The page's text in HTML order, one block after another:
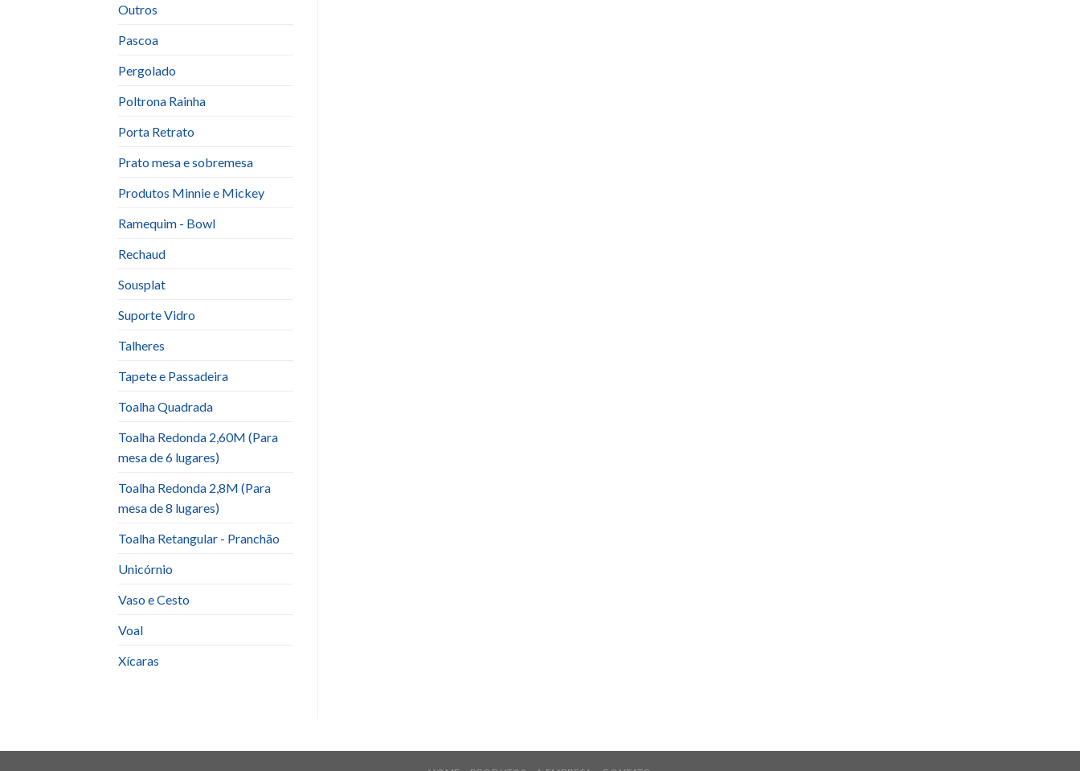
Outros
Pascoa
Pergolado
Poltrona Rainha
Porta Retrato
Prato mesa e sobremesa
Produtos Minnie e Mickey
Ramequim - Bowl
Rechaud
Sousplat
Suporte Vidro
Talheres
Tapete e Passadeira
Toalha Quadrada
Toalha Redonda 2,60M (Para
mesa de 6 lugares)
Toalha Redonda 2,8M (Para
mesa de 8 lugares)
Toalha Retangular - Pranchão
Unicórnio
Vaso e Cesto
Voal
Xícaras